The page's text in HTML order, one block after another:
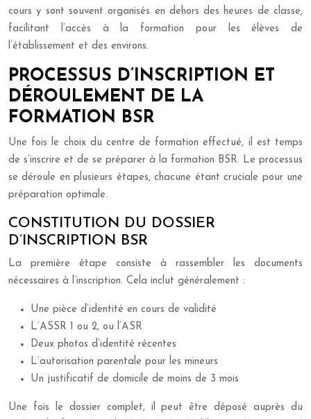
cours y sont souvent organisés en dehors des heures de classe,
facilitant l’accès à la formation pour les élèves de
l’établissement et des environs.
PROCESSUS D’INSCRIPTION ET
DÉROULEMENT DE LA
FORMATION BSR
Une fois le choix du centre de formation effectué, il est temps
de s’inscrire et de se préparer à la formation BSR. Le processus
se déroule en plusieurs étapes, chacune étant cruciale pour une
préparation optimale.
CONSTITUTION DU DOSSIER
D’INSCRIPTION BSR
La première étape consiste à rassembler les documents
nécessaires à l’inscription. Cela inclut généralement :
Une pièce d’identité en cours de validité
L’ASSR 1 ou 2, ou l’ASR
Deux photos d’identité récentes
L’autorisation parentale pour les mineurs
Un justificatif de domicile de moins de 3 mois
Une fois le dossier complet, il peut être déposé auprès du